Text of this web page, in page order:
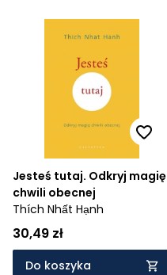
Jesteś tutaj. Odkryj magię
chwili obecnej
Thích Nhất Hạnh
30,49 zł
Do koszyka